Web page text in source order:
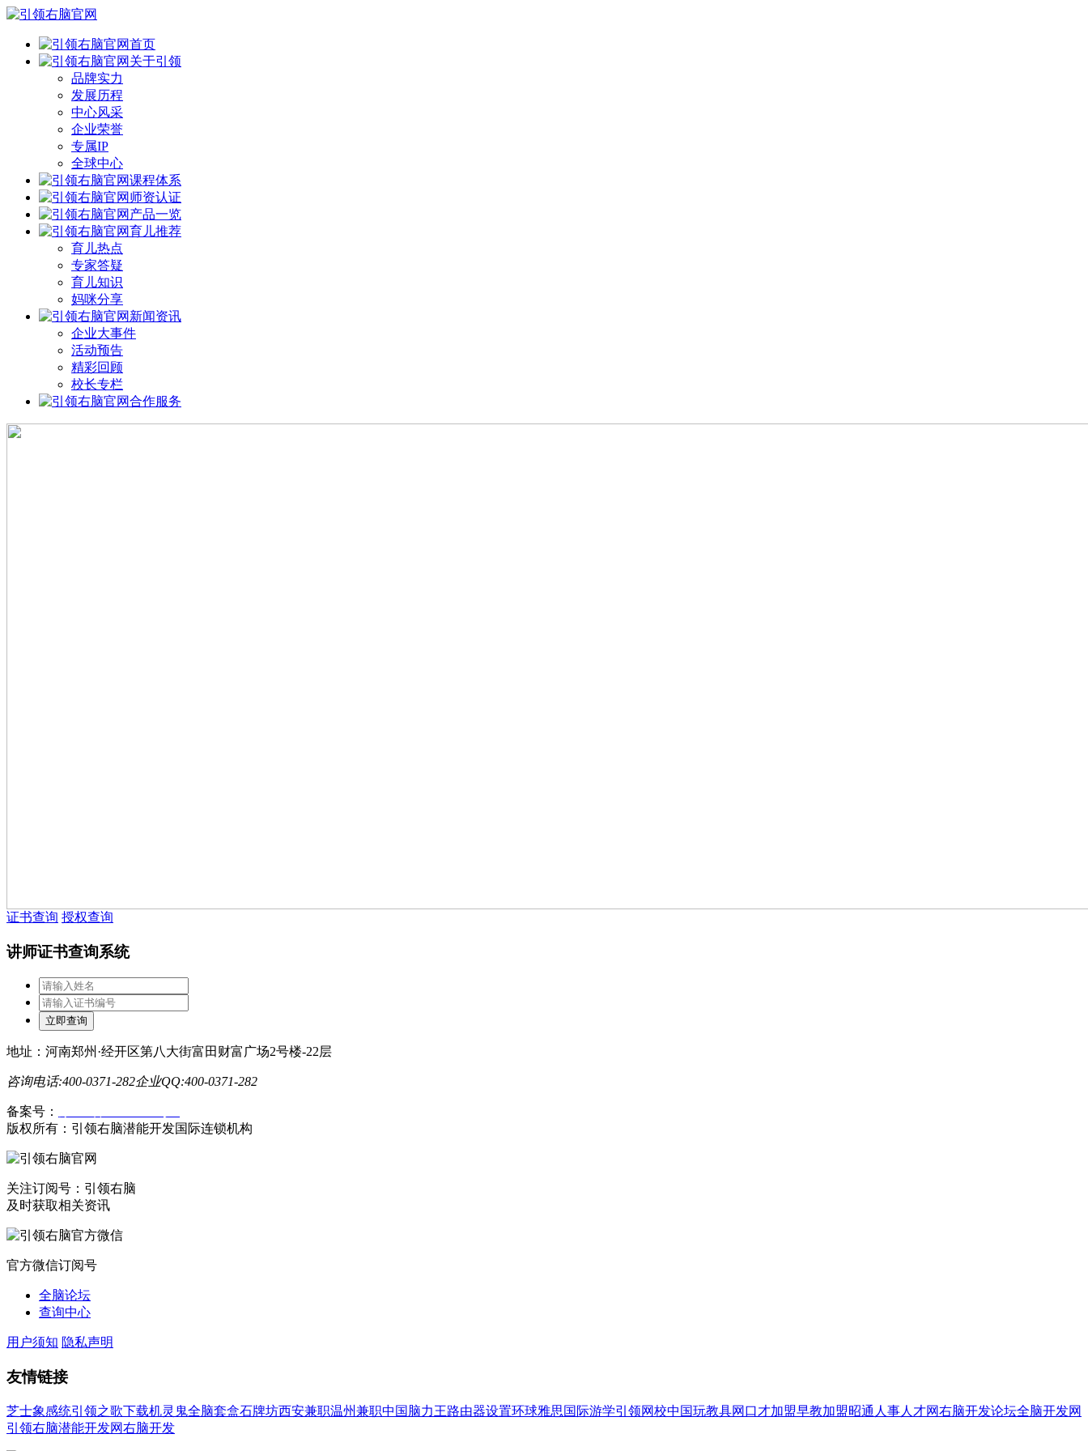
首页
关于引领
品牌实力
发展历程
中心风采
企业荣誉
专属IP
全球中心
课程体系
师资认证
产品一览
育儿推荐
育儿热点
专家答疑
育儿知识
妈咪分享
新闻资讯
企业大事件
活动预告
精彩回顾
校长专栏
合作服务
证书查询 授权查询
讲师证书查询系统
地址：河南郑州·经开区第八大街富田财富广场2号楼-22层
咨询电话:400-0371-282企业QQ:400-0371-282
备案号：
版权所有：引领右脑潜能开发国际连锁机构
关注订阅号：引领右脑
及时获取相关资讯
官方微信订阅号
全脑论坛
查询中心
用户须知 隐私声明
友情链接
芝士象感统引领之歌下载机灵鬼全脑套盒石牌坊西安兼职温州兼职中国脑力王路由器设置环球雅思国际游学引领网校中国玩教具网 口才加盟早教加盟昭通人事人才网右脑开发论坛全脑开发网
引领右脑潜能开发网右脑开发